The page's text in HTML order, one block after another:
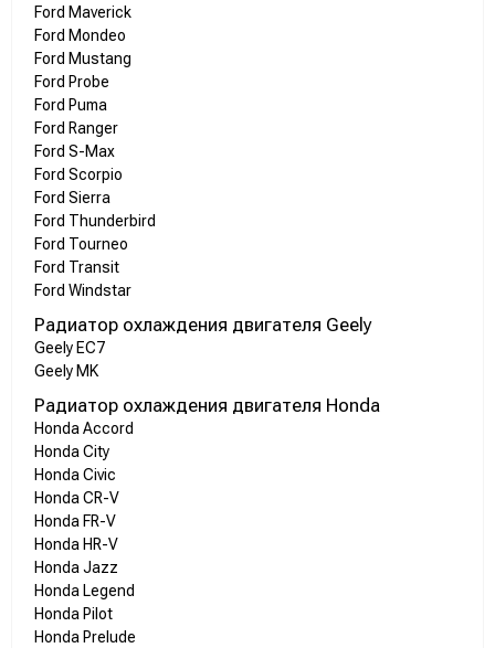
Ford Maverick
Ford Mondeo
Ford Mustang
Ford Probe
Ford Puma
Ford Ranger
Ford S-Max
Ford Scorpio
Ford Sierra
Ford Thunderbird
Ford Tourneo
Ford Transit
Ford Windstar
Радиатор охлаждения двигателя Geely
Geely EC7
Geely MK
Радиатор охлаждения двигателя Honda
Honda Accord
Honda City
Honda Civic
Honda CR-V
Honda FR-V
Honda HR-V
Honda Jazz
Honda Legend
Honda Pilot
Honda Prelude